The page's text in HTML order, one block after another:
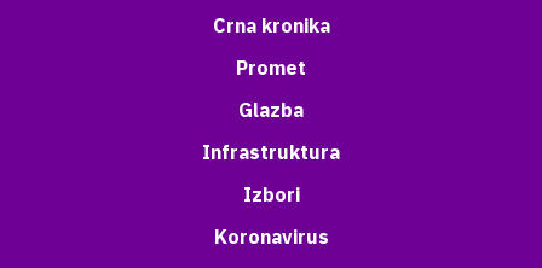
Crna kronika
Promet
Glazba
Infrastruktura
Izbori
Koronavirus